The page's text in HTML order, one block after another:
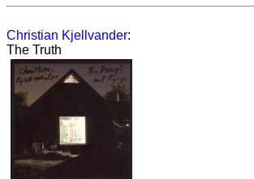
Christian Kjellvander:
The Truth